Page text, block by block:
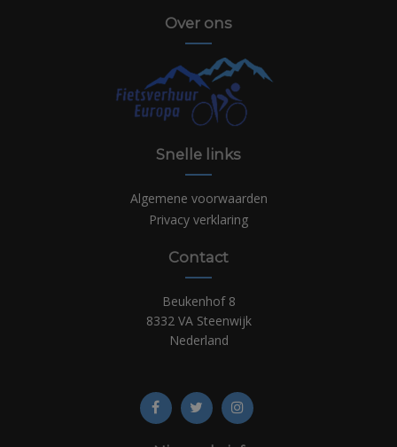
Over ons
Snelle links
Algemene voorwaarden
Privacy verklaring
Contact
Beukenhof 8
8332 VA Steenwijk
Nederland